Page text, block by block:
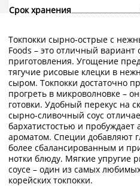
Срок хранения
Токпокки сырно-острые с
Foods – это отличный
приготовления. Угощение
тягучие рисовые клецки в
сыром. Токпокки достаточно
прогреть в микроволновке –
готовки. Удобный перекус на
сырно-сливочный соус
бархатистостью и пробуждает
ароматом. Специи добавляют
более сбалансированным и
нотки блюду. Мягкие упругие
соусе – один из самых
корейских токпокки.